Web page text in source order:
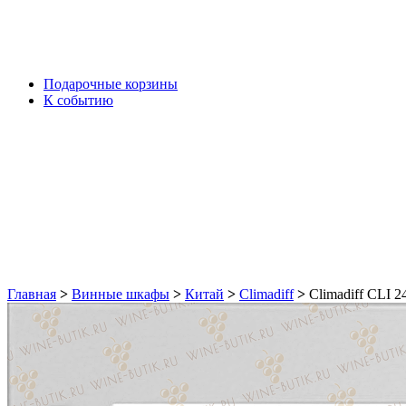
Подарочные корзины
К событию
Главная > Винные шкафы > Китай > Climadiff > Climadiff CLI